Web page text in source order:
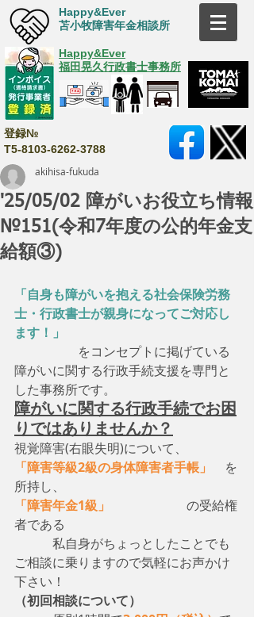
Happy&Ever
苫小牧障害年金相談所
Happy&Ever
福田晃久行政書士事務所
登録№
T5-8103-6262-3788
'25/05/02 障がいお役立ち情報
№151(令和7年度の公的年金支
給額③)
akihisa-fukuda
「自身も障がいを抱える社会保険労務
士・行政書士が親身になってご対応し
ます！」
をコンセプトに掲げている
障がいに関する行政手続支援を専門と
した事務所です。
障がいに関する行政手続でお困
りではありませんか？
視覚障害(右眼失明)について、
「障害等級2級の身体障害者手帳」
を
所持し、
「障害年金1級」
の受給権
者である
私自身がちょっとしたことでも
ご相談に乗りますので気軽にお声かけ
下さい！
（初回相談について）